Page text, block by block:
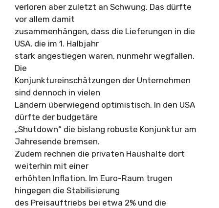
verloren aber zuletzt an Schwung. Das dürfte
vor allem damit
zusammenhängen, dass die Lieferungen in die
USA, die im 1. Halbjahr
stark angestiegen waren, nunmehr wegfallen.
Die
Konjunktureinschätzungen der Unternehmen
sind dennoch in vielen
Ländern überwiegend optimistisch. In den USA
dürfte der budgetäre
„Shutdown“ die bislang robuste Konjunktur am
Jahresende bremsen.
Zudem rechnen die privaten Haushalte dort
weiterhin mit einer
erhöhten Inflation. Im Euro-Raum trugen
hingegen die Stabilisierung
des Preisauftriebs bei etwa 2% und die